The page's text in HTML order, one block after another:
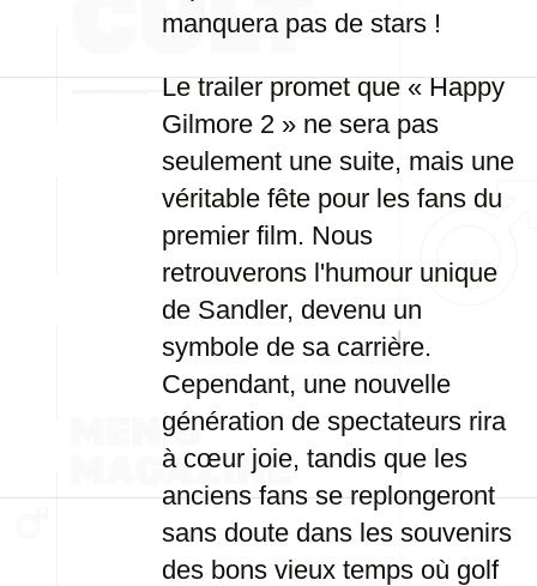
manquera pas de stars !
Le trailer promet que « Happy
Gilmore 2 » ne sera pas
seulement une suite, mais une
véritable fête pour les fans du
premier film. Nous
retrouverons l'humour unique
de Sandler, devenu un
symbole de sa carrière.
Cependant, une nouvelle
génération de spectateurs rira
à cœur joie, tandis que les
anciens fans se replongeront
sans doute dans les souvenirs
des bons vieux temps où golf